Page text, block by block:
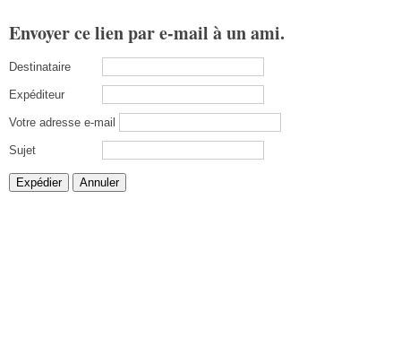
Envoyer ce lien par e-mail à un ami.
Destinataire
Expéditeur
Votre adresse e-mail
Sujet
Expédier Annuler